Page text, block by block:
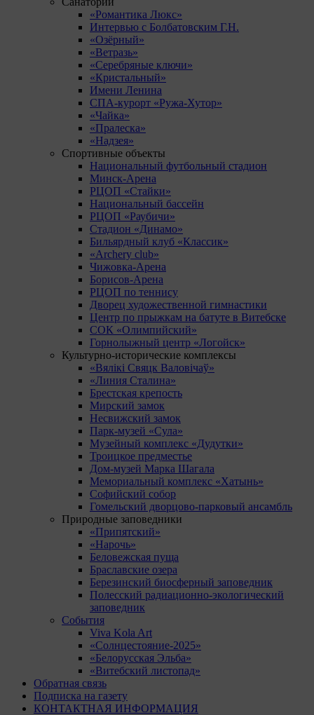
«Романтика Люкс»
Интервью с Болбатовским Г.Н.
«Озёрный»
«Ветразь»
«Серебряные ключи»
«Кристальный»
Имени Ленина
СПА-курорт «Ружа-Хутор»
«Чайка»
«Пралеска»
«Надзея»
Спортивные объекты
Национальный футбольный стадион
Минск-Арена
РЦОП «Стайки»
Национальный бассейн
РЦОП «Раубичи»
Стадион «Динамо»
Бильярдный клуб «Классик»
«Archery club»
Чижовка-Арена
Борисов-Арена
РЦОП по теннису
Дворец художественной гимнастики
Центр по прыжкам на батуте в Витебске
СОК «Олимпийский»
Горнолыжный центр «Логойск»
Культурно-исторические комплексы
«Вялікі Свяцк Валовічаў»
«Линия Сталина»
Брестская крепость
Мирский замок
Несвижский замок
Парк-музей «Сула»
Музейный комплекс «Дудутки»
Троицкое предместье
Дом-музей Марка Шагала
Мемориальный комплекс «Хатынь»
Софийский собор
Гомельский дворцово-парковый ансамбль
Природные заповедники
«Припятский»
«Нарочь»
Беловежская пуща
Браславские озера
Березинский биосферный заповедник
Полесский радиационно-экологический
заповедник
События
Viva Kola Art
«Солнцестояние-2025»
«Белорусская Эльба»
«Витебский листопад»
Обратная связь
Подписка на газету
КОНТАКТНАЯ ИНФОРМАЦИЯ